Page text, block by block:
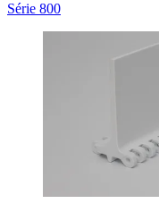
Série 800